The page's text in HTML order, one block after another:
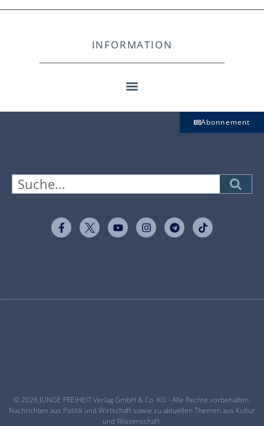
INFORMATION
Abonnement
© 2026 JUNGE FREIHEIT Verlag GmbH & Co. KG - Alle Rechte vorbehalten.
Nachrichten aus Politik und Wirtschaft sowie zu aktuellen Themen aus Kultur
und Wissenschaft.